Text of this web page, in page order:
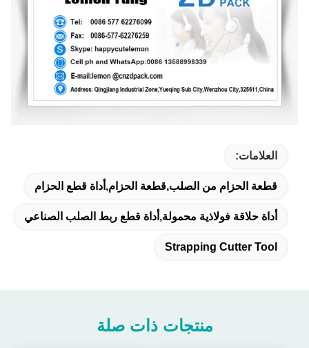
العلامات:
قطعة الحزام من الصلب,قطعة الحزام,أداة قطع الحزام
أداة حلاقة فولاذية محمولة,أداة قطع ربط الصلب الصناعي
Strapping Cutter Tool
منتجات ذات صلة